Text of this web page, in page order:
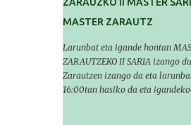
MASTER ZARAUTZ
Larunbat eta igande hontan
ZARAUTZEKO II SARIA izango
Zarautzen izango da eta
16:00tan hasiko da eta